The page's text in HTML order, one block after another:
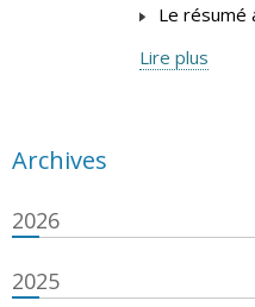
Le résumé
Lire plus
Archives
2026
2025